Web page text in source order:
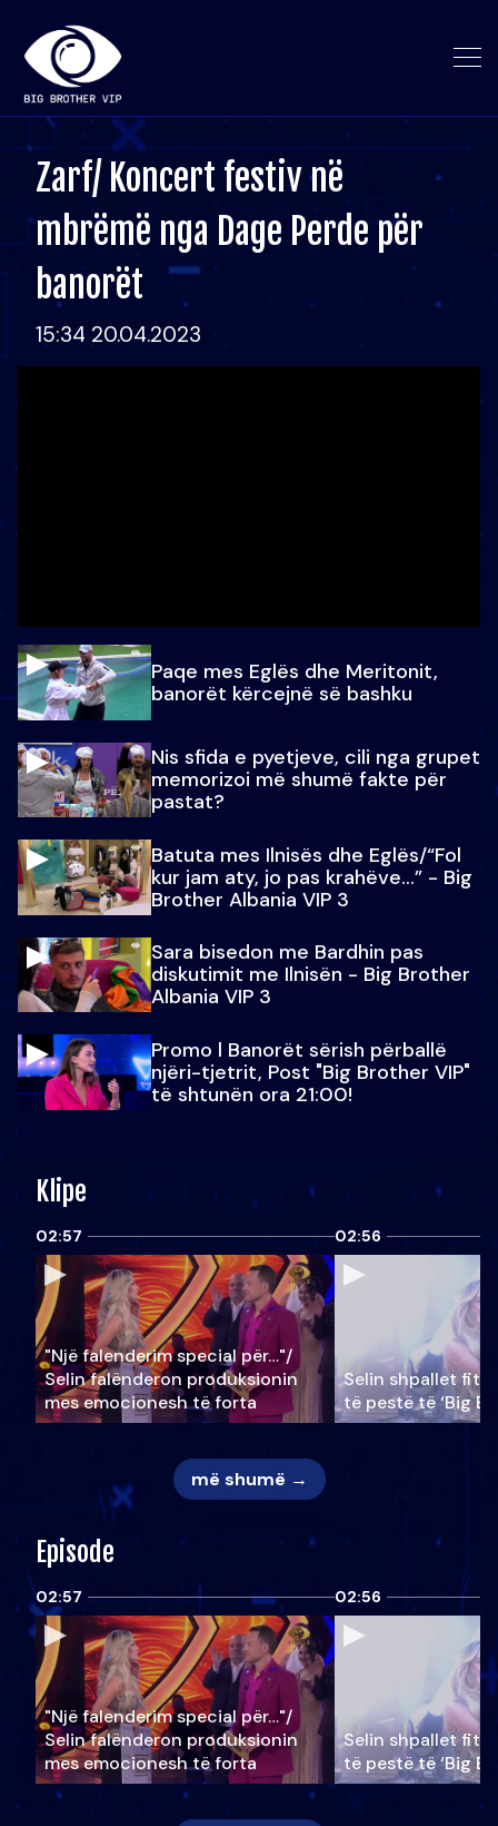
Zarf/ Koncert festiv në
mbrëmë nga Dage Perde për
banorët
15:34 20.04.2023
Paqe mes Eglës dhe Meritonit,
banorët kërcejnë së bashku
Nis sfida e pyetjeve, cili nga grupet
memorizoi më shumë fakte për
pastat?
Batuta mes Ilnisës dhe Eglës/“Fol
kur jam aty, jo pas krahëve…” - Big
Brother Albania VIP 3
Sara bisedon me Bardhin pas
diskutimit me Ilnisën - Big Brother
Albania VIP 3
Promo l Banorët sërish përballë
njëri-tjetrit, Post "Big Brother VIP"
të shtunën ora 21:00!
Klipe
02:57
"Një falenderim special për…"/
Selin falënderon produksionin
mes emocionesh të forta
02:56
Selin shpallet
të pestë të ‘Big
më shumë →
Episode
02:57
"Një falenderim special për…"/
Selin falënderon produksionin
mes emocionesh të forta
02:56
Selin shpallet
të pestë të ‘Big